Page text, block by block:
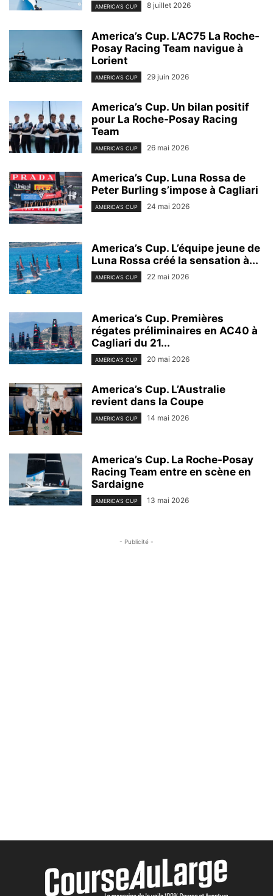
AMERICA'S CUP 8 juillet 2026
America’s Cup. L’AC75 La Roche-
Posay Racing Team navigue à
Lorient
AMERICA'S CUP 29 juin 2026
America’s Cup. Un bilan positif
pour La Roche-Posay Racing
Team
AMERICA'S CUP 26 mai 2026
America’s Cup. Luna Rossa de
Peter Burling s’impose à Cagliari
AMERICA'S CUP 24 mai 2026
America’s Cup. L’équipe jeune de
Luna Rossa créé la sensation à...
AMERICA'S CUP 22 mai 2026
America’s Cup. Premières
régates préliminaires en AC40 à
Cagliari du 21...
AMERICA'S CUP 20 mai 2026
America’s Cup. L’Australie
revient dans la Coupe
AMERICA'S CUP 14 mai 2026
America’s Cup. La Roche-Posay
Racing Team entre en scène en
Sardaigne
AMERICA'S CUP 13 mai 2026
- Publicité -